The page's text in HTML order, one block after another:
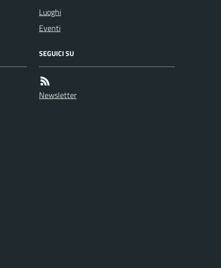
Luoghi
Eventi
SEGUICI SU
Newsletter